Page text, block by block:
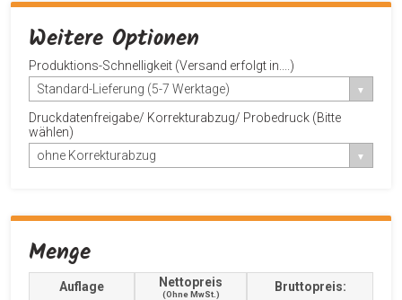
Weitere Optionen
Produktions-Schnelligkeit (Versand erfolgt in....)
Standard-Lieferung (5-7 Werktage)
Druckdatenfreigabe/ Korrekturabzug/ Probedruck (Bitte
wählen)
ohne Korrekturabzug
Menge
Auflage Nettopreis
(ohne MwSt.)
Bruttopreis: